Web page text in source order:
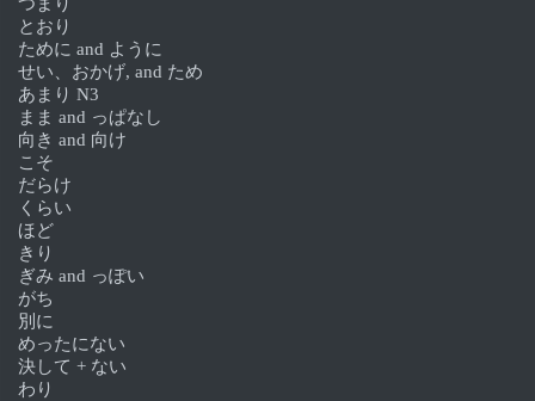
つまり
とおり
ために and ように
せい、おかげ, and ため
あまり N3
まま and っぱなし
向き and 向け
こそ
だらけ
くらい
ほど
きり
ぎみ and っぽい
がち
別に
めったにない
決して + ない
わり